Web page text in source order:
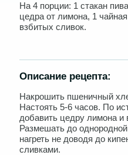
На 4 порции: 1 стакан
цедра от лимона, 1
взбитых сливок.
Описание рецепта:
Накрошить пшеничный
Настоять 5-6 часов. По
добавить цедру лимона и
Размешать до
нагреть не доводя до
сливками.